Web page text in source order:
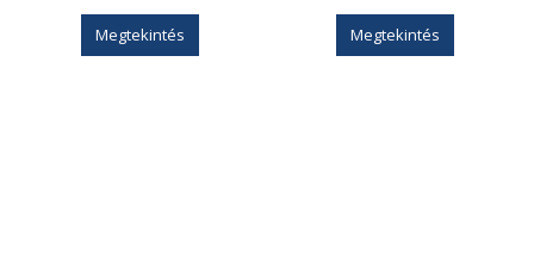
Megtekintés Megtekintés